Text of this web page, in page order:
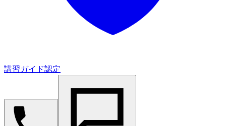
講習ガイド認定